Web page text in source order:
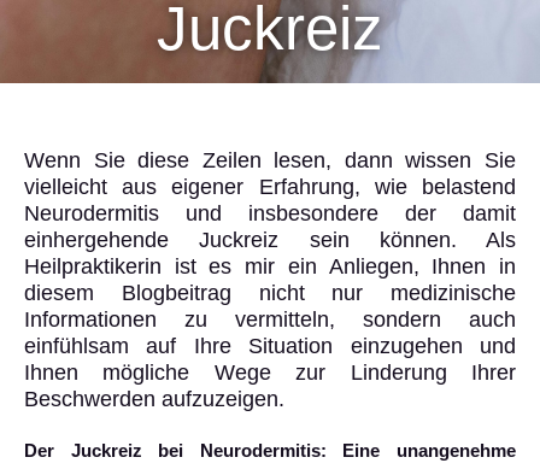
Juckreiz
Wenn Sie diese Zeilen lesen, dann wissen Sie
vielleicht aus eigener Erfahrung, wie belastend
Neurodermitis und insbesondere der damit
einhergehende Juckreiz sein können. Als
Heilpraktikerin ist es mir ein Anliegen, Ihnen in
diesem Blogbeitrag nicht nur medizinische
Informationen zu vermitteln, sondern auch
einfühlsam auf Ihre Situation einzugehen und
Ihnen mögliche Wege zur Linderung Ihrer
Beschwerden aufzuzeigen.
Der Juckreiz bei Neurodermitis: Eine unangenehme